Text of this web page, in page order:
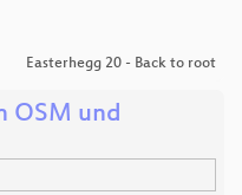
Easterhegg 20 - Back to root
OSM und